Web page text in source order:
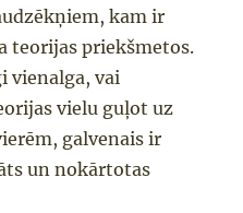
zēkņiem, kam ir
teorijas priekšmetos.
vienalga, vai
vielu guļot uz
galvenais ir
un nokārtotas